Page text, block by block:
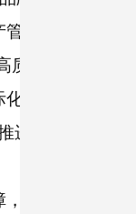
理，系统提
质量发展和国
水平，增强
进品牌国际化
筑牢新时代品